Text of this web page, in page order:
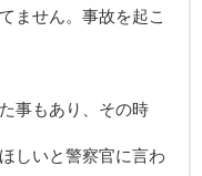
ません。事故を起こ
事もあり、その時
しいと警察官に言わ